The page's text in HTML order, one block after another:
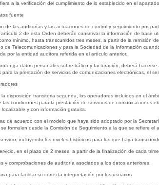
a la verificación del cumplimiento de lo establecido en el
fuente
de las auditorías y las actuaciones de control y seguimiento por
2 de esta Orden deberán conservar la información de base
mínimo, hasta transcurridos tres meses, a partir de la remisión
de Telecomunicaciones y para la Sociedad de la Información
por la entidad auditora referida en el artículo anterior.
datos personales sobre tráfico y facturación, deberá
la prestación de servicios de comunicaciones electrónicas, el
disposición transitoria segunda, los operadores incluidos en el
condiciones para la prestación de servicios de comunicaciones
y con información gratuita.
de acuerdo con el modelo que haya sido adoptado por la
formulen desde la Comisión de Seguimiento a la que se refiere el
incluyendo los niveles históricos para los que haya
en el plazo de 2 meses, a partir de la finalización de cada
y comprobaciones de auditoría asociados a los datos anteriores.
para facilitar su correcta interpretación por los usuarios.